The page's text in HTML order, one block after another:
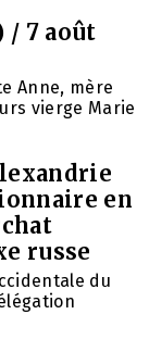
/ 7 août
Anne, mère
vierge Marie
en
russe
du